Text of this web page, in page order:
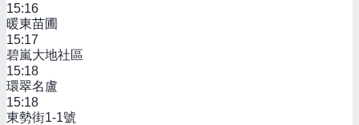
15:16
暖東苗圃
15:17
碧嵐大地社區
15:18
環翠名盧
15:18
東勢街1-1號